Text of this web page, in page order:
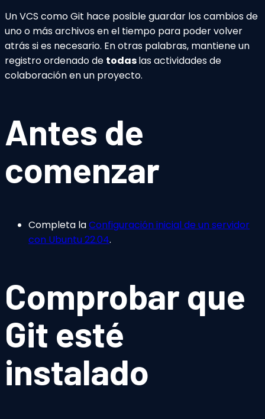
Un VCS como Git hace posible guardar los cambios de
uno o más archivos en el tiempo para poder volver
atrás si es necesario. En otras palabras, mantiene un
registro ordenado de todaslas actividades de
colaboración en un proyecto.
Antes de
comenzar
Completa laConfiguración inicial de un servidor
con Ubuntu 22.04.
Comprobar que
Git esté
instalado